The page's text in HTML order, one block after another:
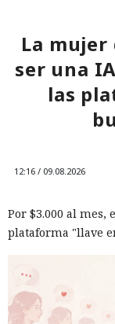
La
ser una
las
12:16 / 09.08.2026
Por $3.000 al mes,
plataforma "llave